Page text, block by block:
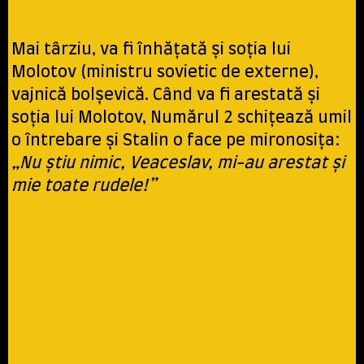
Mai târziu, va fi înhăţată şi soţia lui
Molotov (ministru sovietic de externe),
vajnică bolşevică. Când va fi arestată şi
soţia lui Molotov, Numărul 2 schiţează umil
o întrebare şi Stalin o face pe mironosiţa:
„Nu ştiu nimic, Veaceslav, mi-au arestat şi
mie toate rudele!”